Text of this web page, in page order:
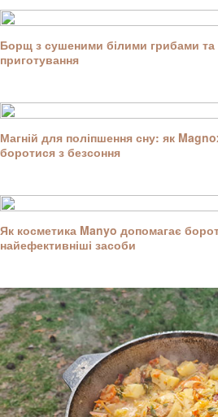
Борщ з сушеними білими грибами та
приготування
Магній для поліпшення сну: як
боротися з безсоння
Як косметика Manyo допомагає
найефективніші засоби